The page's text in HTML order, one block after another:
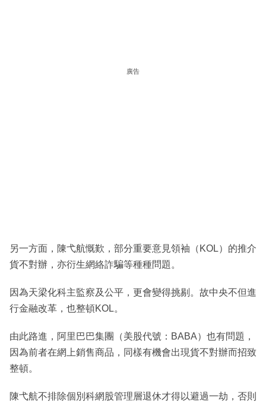
廣告
另一方面，陳弋航慨歎，部分重要意見領袖（KOL）的推介
貨不對辦，亦衍生網絡詐騙等種種問題。
因為天梁化科主監察及公平，更會變得挑剔。故中央不但進
行金融改革，也整頓KOL。
由此路進，阿里巴巴集團（美股代號：BABA）也有問題，
因為前者在網上銷售商品，同樣有機會出現貨不對辦而招致
整頓。
陳弋航不排除個別科網股管理層退休才得以避過一劫，否則